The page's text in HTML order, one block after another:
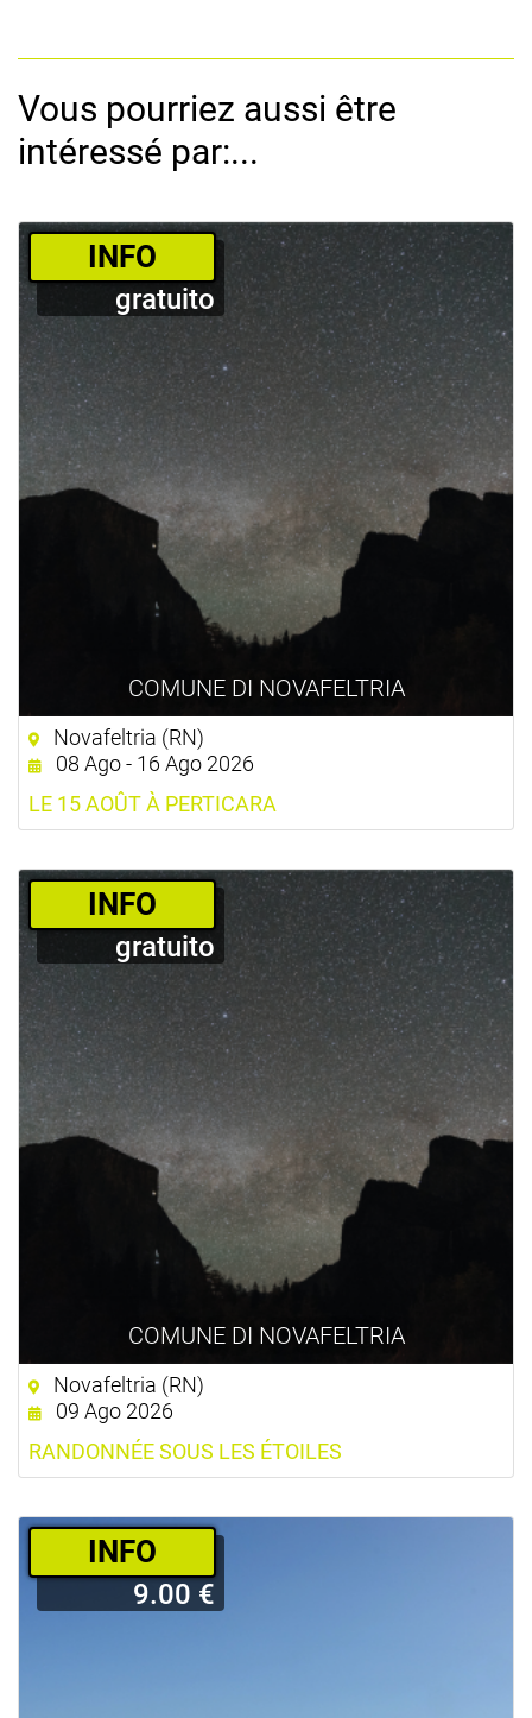
Vous pourriez aussi être
intéressé par:...
COMUNE DI NOVAFELTRIA
­INFO
gratuito
Novafeltria (RN)
08 Ago - 16 Ago 2026
LE 15 AOÛT À PERTICARA
COMUNE DI NOVAFELTRIA
­INFO
gratuito
Novafeltria (RN)
09 Ago 2026
RANDONNÉE SOUS LES ÉTOILES
­INFO
9.00 €